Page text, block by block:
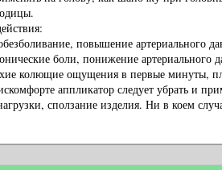
повышение артериального
боли, понижение
колющие ощущения в первые минуты,
аппликатор следует убрать и
сползание изделия. Ни в коем